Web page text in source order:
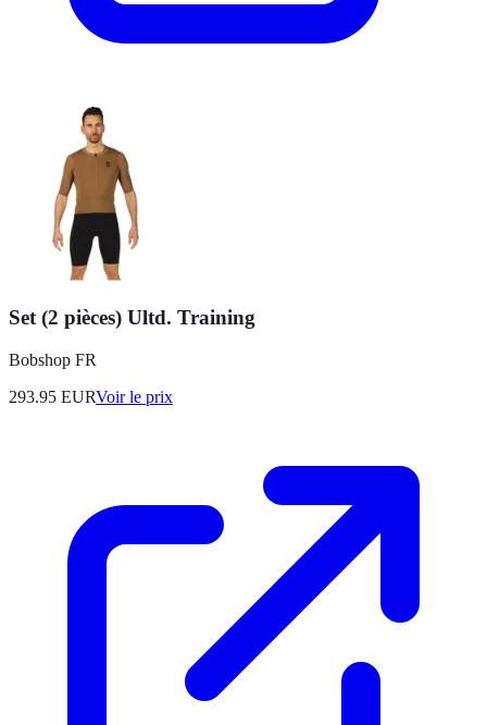
Set (2 pièces) Ultd. Training
Bobshop FR
293.95 EURVoir le prix